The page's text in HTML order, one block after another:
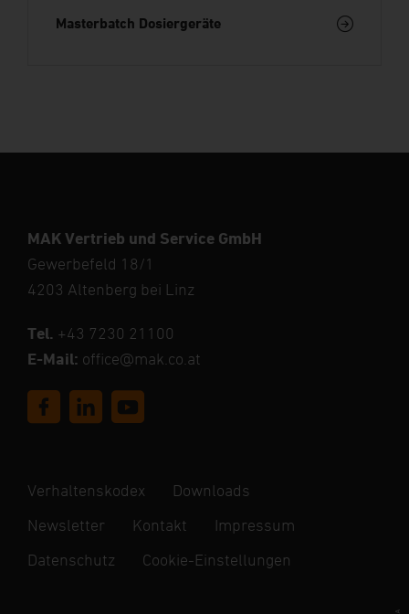
Masterbatch Dosiergeräte
MAK Vertrieb und Service GmbH
Gewerbefeld 18/1
4203 Altenberg bei Linz
Tel. +43 7230 21100
E-Mail: office@mak.co.at
Verhaltenskodex
Downloads
Newsletter
Kontakt
Impressum
Datenschutz
Cookie-Einstellungen